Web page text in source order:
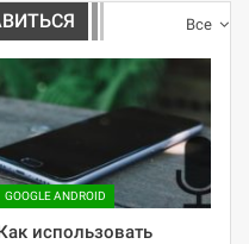
Все
GOOGLE ANDROID
использовать